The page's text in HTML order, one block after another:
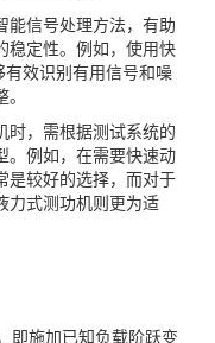
能信号处理方法，有助
稳定性。例如，使用快
效识别有用信号和噪
时，需根据测试系统的
。例如，在需要快速动
是较好的选择，而对于
力式测功机则更为适
即施加已知负载阶跃变